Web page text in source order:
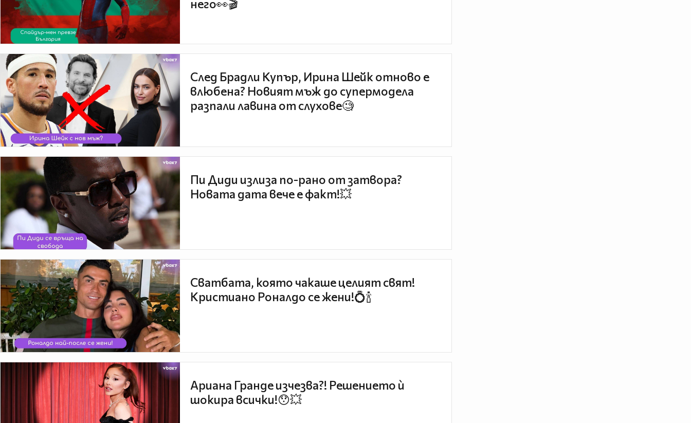
него👀🎬
След Брадли Купър, Ирина Шейк отново е
влюбена? Новият мъж до супермодела
разпали лавина от слухове🧐
Пи Диди излиза по-рано от затвора?
Новата дата вече е факт!💥
Сватбата, която чакаше целият свят!
Кристиано Роналдо се жени!💍🍾
Ариана Гранде изчезва?! Решението ѝ
шокира всички!😯💥